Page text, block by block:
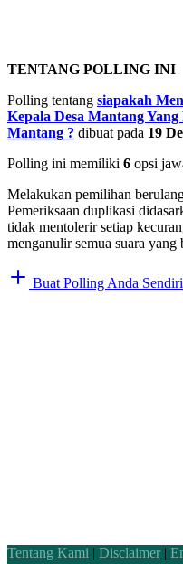
TENTANG POLLING INI
Polling tentang siapakah
Kepala Desa Mantang
Mantang ? dibuat pada 19
Polling ini memiliki 6 opsi
Melakukan pemilihan
Pemeriksaan duplikasi
tidak mentolerir setiap
menganulir semua suara
Buat Polling Anda Sendiri
Tentang Kami | Disclaimer |